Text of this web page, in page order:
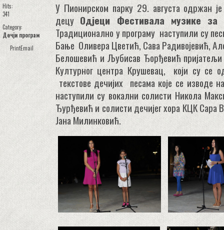
Hits:
341
Category:
Дечји програм
PrintEmail
У Пионирском парку 29. августа одржан
децу Од‌јеци Фестивала музике за
Традиционално у програму наступили су
Бање Оливера Цветић, Сава Радивојевић,
Белошевић и Љубисав Ђорђевић
Културног центра Крушевац, који су се
текстове дечијих песама које се изводе
наступили су вокални солисти Никола
Ђурђевић и солисти дечијег хора КЦК Сара
Јана Милинковић.